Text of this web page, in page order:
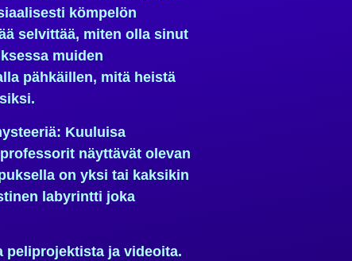
kömpelön
selvittää, miten olla sinut
muiden
pähkäillen, mitä heistä
Kuuluisa
näyttävät olevan
on yksi tai kaksikin
labyrintti joka
peliprojektista ja videoita.